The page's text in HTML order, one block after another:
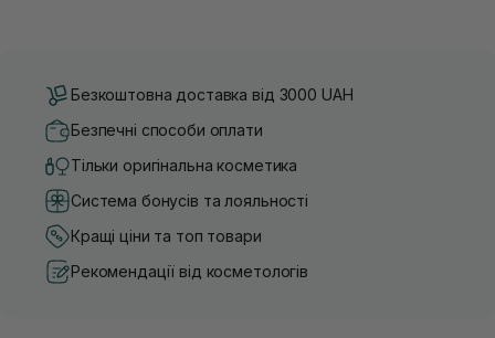
Безкоштовна доставка від 3000 UAH
Безпечні способи оплати
Тільки оригінальна косметика
Система бонусів та лояльності
Кращі ціни та топ товари
Рекомендації від косметологів